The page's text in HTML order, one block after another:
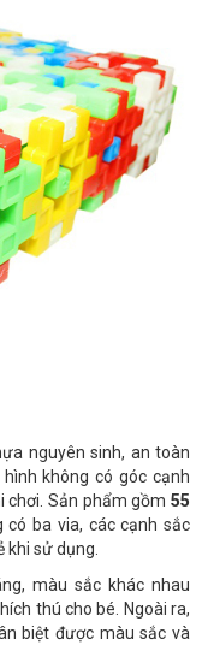
nguyên sinh, an toàn
không có góc cạnh
chơi. Sản phẩm gồm 55
ba via, các cạnh sắc
sử dụng.
màu sắc khác nhau
thú cho bé. Ngoài ra,
biệt được màu sắc và